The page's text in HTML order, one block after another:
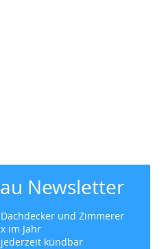
Newsletter
und Zimmerer
im Jahr
kündbar